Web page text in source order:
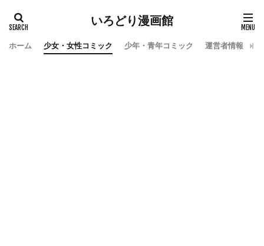
いろどり漫画館
ホーム 少女・女性コミック 少年・青年コミック 運営者情報